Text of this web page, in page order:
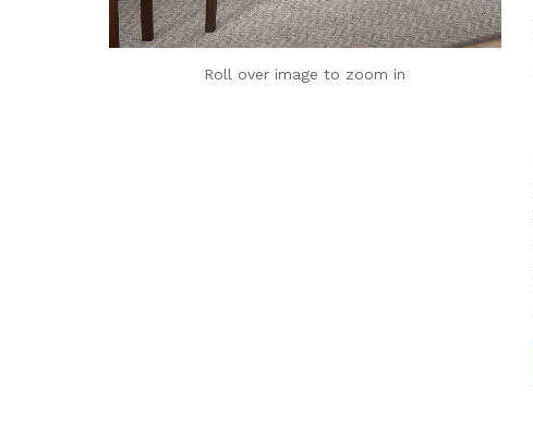
Roll over image to zoom in